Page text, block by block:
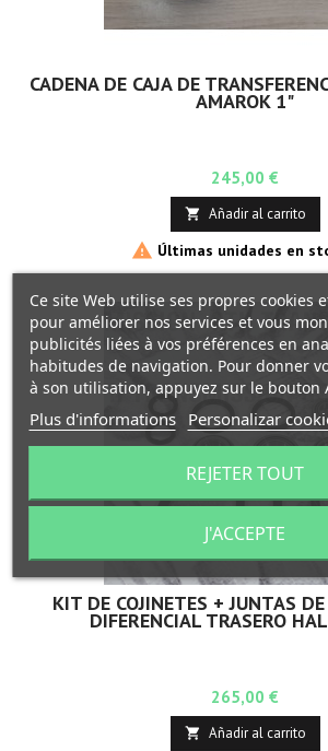
CADENA DE CAJA DE
AMAROK 1"
Precio
245,00 €
 Añadir al carrito
 Últimas unidades en
KIT DE COJINETES + JUNTAS
DIFERENCIAL TRASERO
Precio
265,00 €
 Añadir al carrito
Ce site Web utilise ses propres cookies
pour améliorer nos services et vous
publicités liées à vos préférences en
habitudes de navigation. Pour donner
à son utilisation, appuyez sur le bouton
Plus d'informations Personalizar
REJETER TOUT
J'ACCEPTE